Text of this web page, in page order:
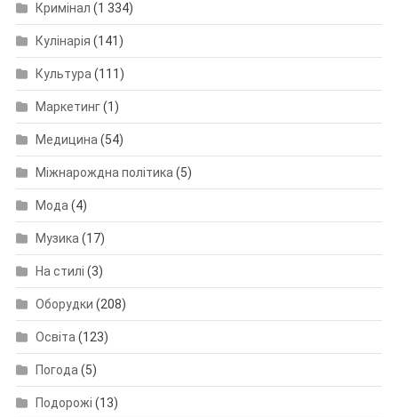
Кримінал (1 334)
Кулінарія (141)
Культура (111)
Маркетинг(1)
Медицина (54)
Міжнарождна політика (5)
Мода (4)
Музика (17)
На стилі (3)
Оборудки (208)
Освіта (123)
Погода (5)
Подорожі (13)